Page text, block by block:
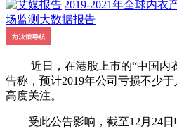
近日，在港股上市的“中国内
告称，预计2019年公司亏损不少
高度关注。
受此公告影响，截至12月24日